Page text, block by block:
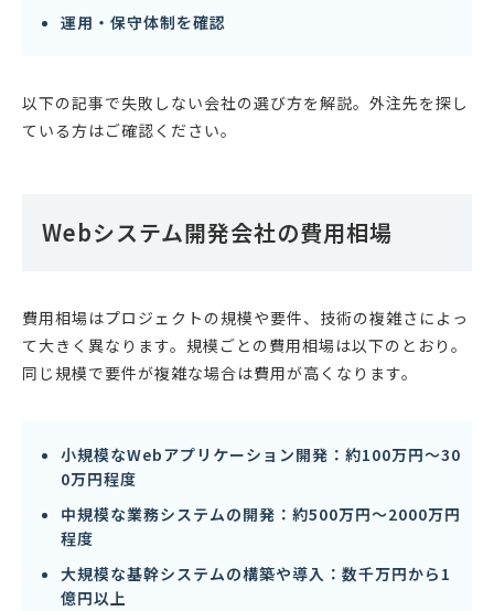
運用・保守体制を確認
以下の記事で失敗しない会社の選び方を解説。外注先を探し
ている方はご確認ください。
Webシステム開発会社の費用相場
費用相場はプロジェクトの規模や要件、技術の複雑さによっ
て大きく異なります。規模ごとの費用相場は以下のとおり。
同じ規模で要件が複雑な場合は費用が高くなります。
小規模なWebアプリケーション開発：約100万円〜30
0万円程度
中規模な業務システムの開発：約500万円〜2000万円
程度
大規模な基幹システムの構築や導入：数千万円から1
億円以上